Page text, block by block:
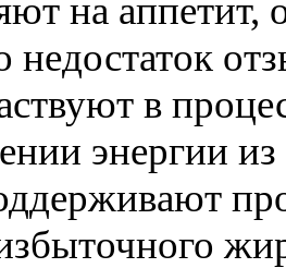
на
недостаток
в
энергии